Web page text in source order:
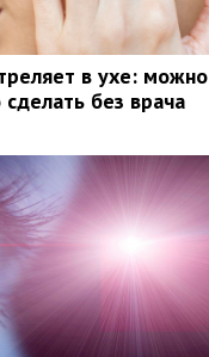
в ухе: можно
без врача